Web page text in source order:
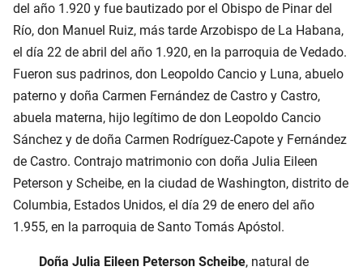
del año 1.920 y fue bautizado por el Obispo de Pinar del
Río, don Manuel Ruiz, más tarde Arzobispo de La Habana,
el día 22 de abril del año 1.920, en la parroquia de Vedado.
Fueron sus padrinos, don Leopoldo Cancio y Luna, abuelo
paterno y doña Carmen Fernández de Castro y Castro,
abuela materna, hijo legítimo de don Leopoldo Cancio
Sánchez y de doña Carmen Rodríguez-Capote y Fernández
de Castro. Contrajo matrimonio con doña Julia Eileen
Peterson y Scheibe, en la ciudad de Washington, distrito de
Columbia, Estados Unidos, el día 29 de enero del año
1.955, en la parroquia de Santo Tomás Apóstol.
Doña Julia Eileen Peterson Scheibe, natural de